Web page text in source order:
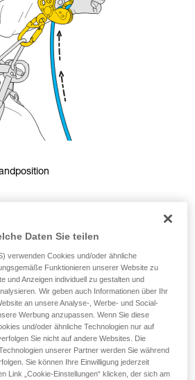
Daten Sie teilen
verwenden Cookies und/oder ähnliche
Funktionieren unserer Website zu
und Anzeigen individuell zu gestalten und
Wir geben auch Informationen über Ihr
an unsere Analyse-, Werbe- und Social-
Werbung anzupassen. Wenn Sie diese
und/oder ähnliche Technologien nur auf
Sie nicht auf andere Websites. Die
unserer Partner werden Sie während
Sie können Ihre Einwilligung jederzeit
Link „Cookie-Einstellungen“ klicken, der sich am